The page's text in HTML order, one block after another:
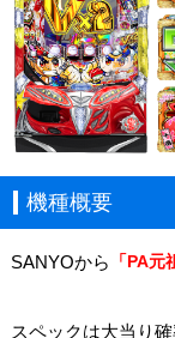
機種概要
SANYOから 「PA元
スペックは大当り